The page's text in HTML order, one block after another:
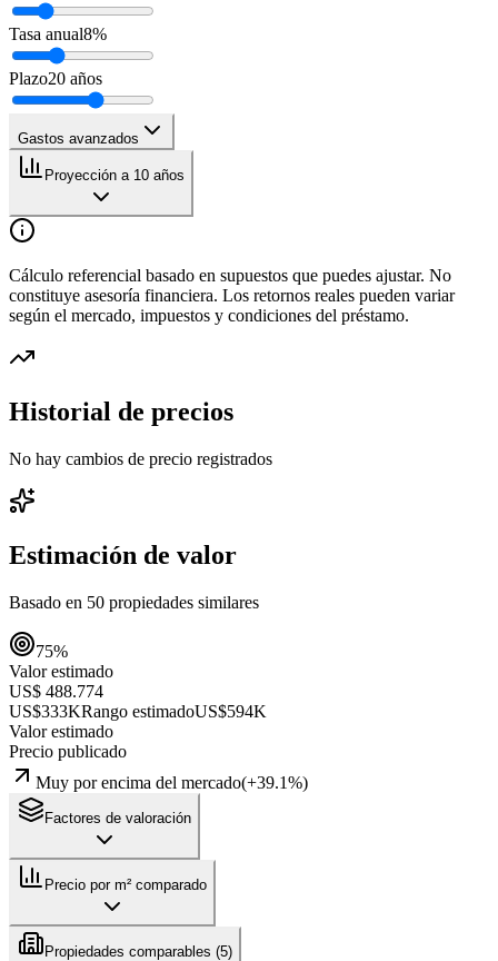
Tasa anual8%
Plazo20 años
Gastos avanzados
Proyección a 10 años
Cálculo referencial basado en supuestos que puedes ajustar. No
constituye asesoría financiera. Los retornos reales pueden variar
según el mercado, impuestos y condiciones del préstamo.
Historial de precios
No hay cambios de precio registrados
Estimación de valor
Basado en 50 propiedades similares
75%
Valor estimado
US$ 488.774
US$333KRango estimadoUS$594K
Valor estimado
Precio publicado
Muy por encima del mercado(+39.1%)
Factores de valoración
Precio por m² comparado
Propiedades comparables (5)